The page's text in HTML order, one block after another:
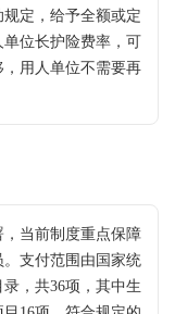
定，给予全额或定
位长护险费率，可
用人单位不需要再
当前制度重点保障
支付范围由国家统
，共36项，其中生